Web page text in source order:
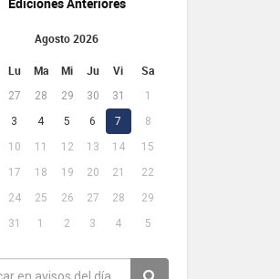
Ediciones Anteriores
Agosto 2026
Lu Ma Mi Ju Vi Sa
27 28 29 30 31
1
3 4 5 6 7
8
10 11 12 13 14
15
17 18 19 20 21
22
24 25 26 27 28
29
31 1 2 3 4 5